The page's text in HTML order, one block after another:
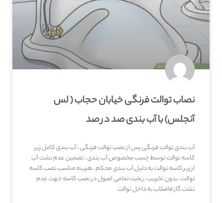
نصاب توالت فرنگی خیابان حجاب ( لس
آنجلس) با آب بندی صد در صد
آب بندی توالت فرنگی پس از نصب توالت فرنگی ، آب بندی کامل زیر
کاسه توالت توسط چسب مخصوص آب بندی ، تضمین عدم نشت آب
از زیر کاسه توالت به دلیل آب بندی محکم ، هزینه مناسب نصب کاسه
توالت ، بدون تخریب ، رعایت تمامی اصول در نصب کاسه جهت عدم
نشت گاز فاضلاب به داخل توالت